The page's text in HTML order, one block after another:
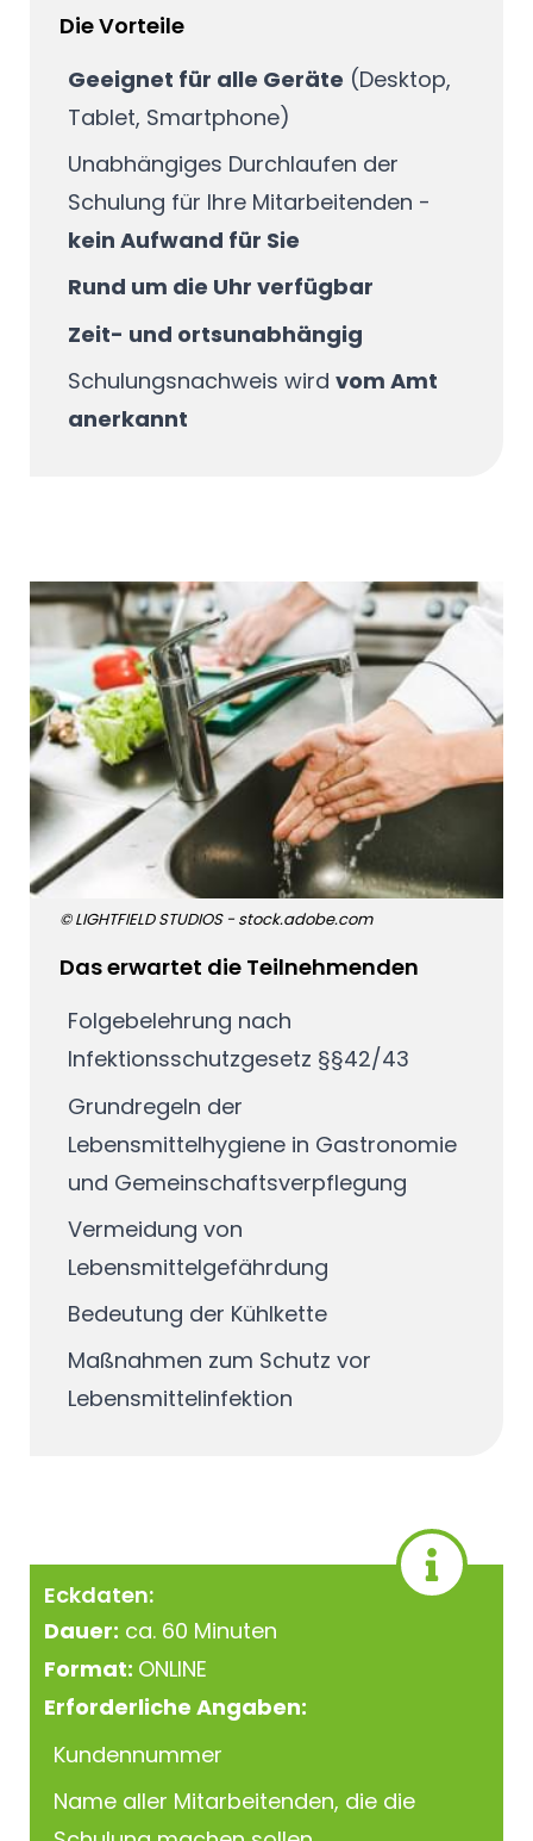
Die Vorteile
Geeignet für alle Geräte (Desktop,
Tablet, Smartphone)
Unabhängiges Durchlaufen der
Schulung für Ihre Mitarbeitenden -
kein Aufwand für Sie
Rund um die Uhr verfügbar
Zeit- und ortsunabhängig
Schulungsnachweis wirdvom Amt
anerkannt
Das erwartet die Teilnehmenden
Folgebelehrung nach
Infektionsschutzgesetz §§42/43
Grundregeln der
Lebensmittelhygiene in Gastronomie
und Gemeinschaftsverpflegung
Vermeidung von
Lebensmittelgefährdung
Bedeutung der Kühlkette
Maßnahmen zum Schutz vor
Lebensmittelinfektion
© LIGHTFIELD STUDIOS - stock.adobe.com
Dauer: ca. 60 Minuten
Format: ONLINE
Erforderliche Angaben:
Kundennummer
Name aller Mitarbeitenden, die die
Eckdaten: